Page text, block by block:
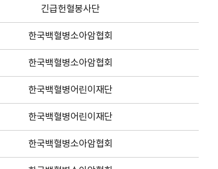
긴급헌혈봉사단
한국백혈병소아암협회
한국백혈병소아암협회
한국백혈병어린이재단
한국백혈병어린이재단
한국백혈병소아암협회